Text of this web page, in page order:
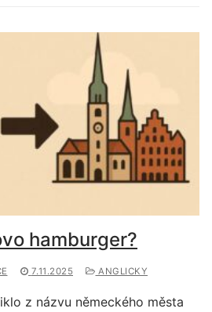
hamburger?
7.11.2025 ANGLICKY
z názvu německého města